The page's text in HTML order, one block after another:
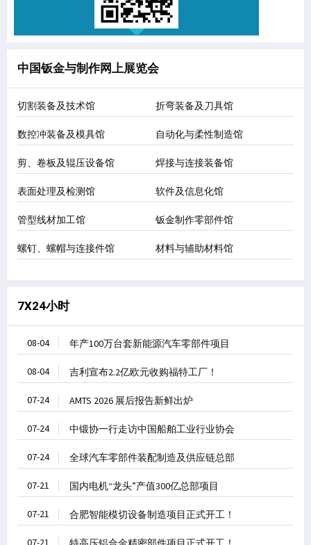
中国钣金与制作网上展览会
切割装备及技术馆 折弯装备及刀具馆
数控冲装备及模具馆 自动化与柔性制造馆
剪、卷板及辊压设备馆 焊接与连接装备馆
表面处理及检测馆 软件及信息化馆
管型线材加工馆 钣金制作零部件馆
螺钉、螺帽与连接件馆 材料与辅助材料馆
7X24小时
08-04 年产100万台套新能源汽车零部件项目
08-04 吉利宣布2.2亿欧元收购福特工厂！
07-24 AMTS 2026 展后报告新鲜出炉
07-24 中锻协一行走访中国船舶工业行业协会
07-24 全球汽车零部件装配制造及供应链总部
07-21 国内电机“龙头”产值300亿总部项目
07-21 合肥智能模切设备制造项目正式开工！
07-21